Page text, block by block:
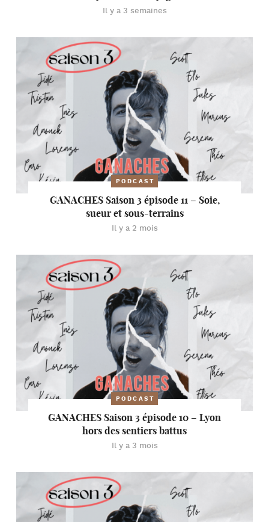
Il y a 3 semaines
PODCAST
GANACHES Saison 3 épisode 11 – Soie,
sueur et sous-terrains
Il y a 2 mois
PODCAST
GANACHES Saison 3 épisode 10 – Lyon
hors des sentiers battus
Il y a 3 mois